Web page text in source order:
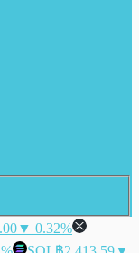
▼ 0.32%